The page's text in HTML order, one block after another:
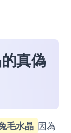
真偽
毛水晶 因為